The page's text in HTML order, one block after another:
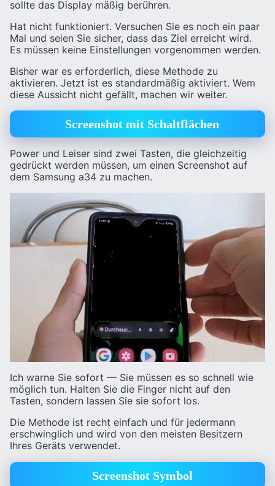
sollte das Display mäßig berühren.
Hat nicht funktioniert. Versuchen Sie es noch ein paar
Mal und seien Sie sicher, dass das Ziel erreicht wird.
Es müssen keine Einstellungen vorgenommen werden.
Bisher war es erforderlich, diese Methode zu
aktivieren. Jetzt ist es standardmäßig aktiviert. Wem
diese Aussicht nicht gefällt, machen wir weiter.
Screenshot mit Schaltflächen
Power und Leiser sind zwei Tasten, die gleichzeitig
gedrückt werden müssen, um einen Screenshot auf
dem Samsung a34 zu machen.
Ich warne Sie sofort — Sie müssen es so schnell wie
möglich tun. Halten Sie die Finger nicht auf den
Tasten, sondern lassen Sie sie sofort los.
Die Methode ist recht einfach und für jedermann
erschwinglich und wird von den meisten Besitzern
Ihres Geräts verwendet.
Screenshot Symbol